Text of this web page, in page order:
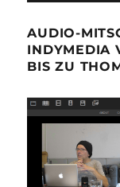
AUDIO-
INDYMEDIA
BIS ZU